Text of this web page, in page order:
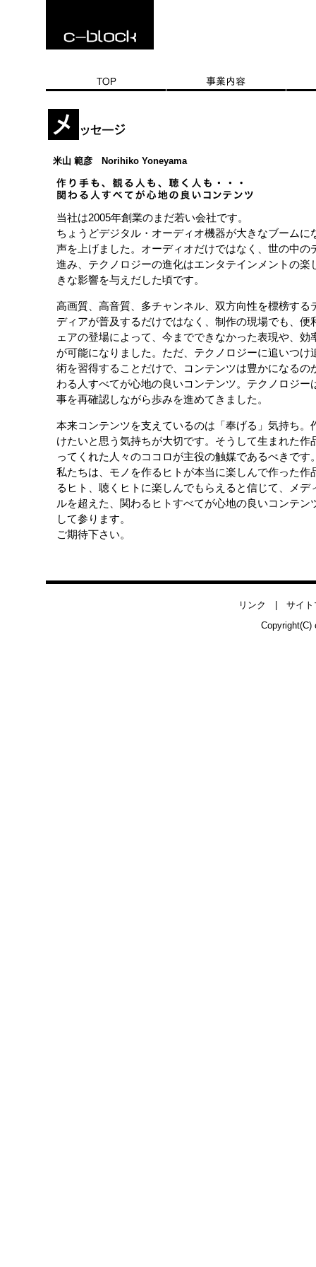
米山 範彦 Norihiko Yoneyama
当社は2005年創業のまだ若い会社です。
ちょうどデジタル・オーディオ機器が大きなブームに
声を上げました。オーディオだけではなく、世の中の
進み、テクノロジーの進化はエンタテインメントの楽
きな影響を与えだした頃です。
高画質、高音質、多チャンネル、双方向性を標榜する
ディアが普及するだけではなく、制作の現場でも、便
ェアの登場によって、今までできなかった表現や、効
が可能になりました。ただ、テクノロジーに追いつけ
術を習得することだけで、コンテンツは豊かになるの
わる人すべてが心地の良いコンテンツ。テクノロジー
事を再確認しながら歩みを進めてきました。
本来コンテンツを支えているのは「奉げる」気持ち。
けたいと思う気持ちが大切です。そうして生まれた作
ってくれた人々のココロが主役の触媒であるべきです
私たちは、モノを作るヒトが本当に楽しんで作った作
るヒト、聴くヒトに楽しんでもらえると信じて、メデ
ルを超えた、関わるヒトすべてが心地の良いコンテン
して参ります。
ご期待下さい。
リンク
サイト
Copyright(C)